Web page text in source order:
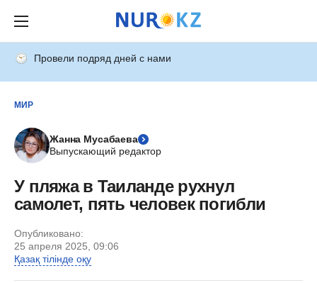
Провели подряд дней с нами
МИР
Жанна Мусабаева
Выпускающий редактор
У пляжа в Таиланде рухнул
самолет, пять человек погибли
Опубликовано:
25 апреля 2025, 09:06
Қазақ тілінде оқу